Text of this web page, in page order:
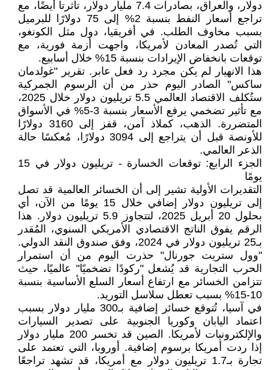
دولار، والعراق، بصادرات 7.4 مليار دولار، تأثرتا أيضًا، مع
تراجع أسعار النفط بنسبة 2% إلى 75 دولارًا للبرميل
بسبب مخاوف الطلب. في أفريقيا، دول مثل الكونغو،
التي تُصدر المعادن لأمريكا، واجهت أزمة فورية، مع
توقعات بانخفاض الإيرادات بنسبة 15% خلال أسابيع.
هذا الانهيار لم يكن مجرد رد فعل عابر. تقرير "غولدمان
ساكس" الصادر اليوم حذر من أن الرسوم الجمركية
ستُكلف الاقتصاد العالمي 5.5 تريليون دولار خلال 2025،
مع تأثير تضخمي يرفع الأسعار بنسبة 3-5% في الأسواق
المتضررة. الذهب، كملاذ آمن، قفز إلى 3160 دولارًا
للأونصة قبل أن يتراجع إلى 3094 دولارًا، مُعكسًا حالة
الذعر العالمي.
الجزء الرابع: توقعات الخسارة - تريليون دولار في 15
يومًا
التقديرات الأولية تشير إلى أن الخسائر العالمية قد تصل
إلى تريليون دولار إضافي خلال 15 يومًا من الآن، أي
بحلول 20 أبريل 2025، لتتجاوز 5.9 تريليون دولار. هذا
الرقم يفوق الناتج الاقتصادي الأمريكي السنوي، المُقدر
بـ25 تريليون دولار في 2024، وفق صندوق النقد الدولي.
"وول ستريت جورنال" حذرت اليوم من أن استمرار
الحرب التجارية قد يُشعل "ركودًا تضخميًا" عالميًا، حيث
تتزامن الخسائر مع ارتفاع أسعار السلع الأساسية بنسبة
10-15% بسبب تعطل سلاسل التوريد.
في آسيا، تُتوقع خسائر إضافية بـ300 مليار دولار بسبب
اعتماد اليابان وكوريا الجنوبية على تصدير السيارات
والإلكترونيات لأمريكا. الصين قد تخسر 200 مليار دولار
إذا ردت أمريكا برسوم إضافية. أوروبا، التي تعتمد على
تجارة بـ1.7 تريليون دولار مع أمريكا، قد تشهد تراجعًا